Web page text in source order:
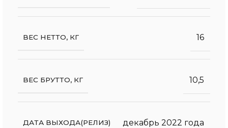
ВЕС НЕТТО, КГ 16
ВЕС БРУТТО, КГ 10,5
ДАТА ВЫХОДА(РЕЛИЗ) декабрь 2022 года